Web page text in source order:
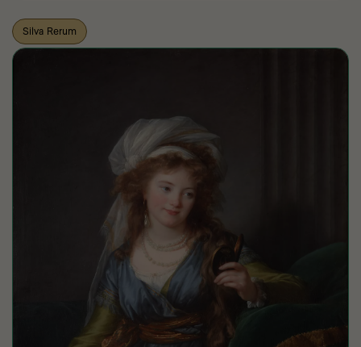
Silva Rerum